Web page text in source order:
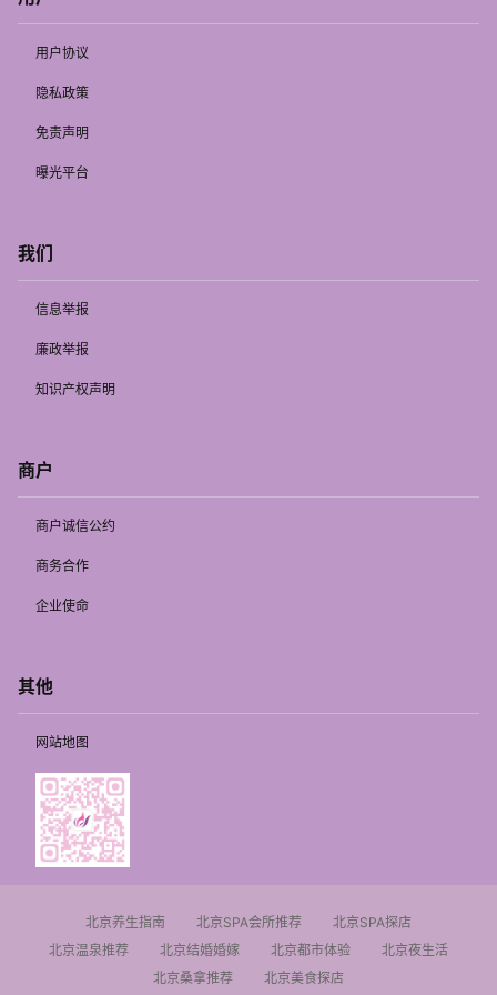
用户协议
隐私政策
免责声明
曝光平台
我们
信息举报
廉政举报
知识产权声明
商户
商户诚信公约
商务合作
企业使命
其他
网站地图
北京养生指南 北京SPA会所推荐
北京SPA探店
北京温泉推荐
北京结婚婚嫁 北京都市体验
北京夜生活
北京桑拿推荐
北京美食探店